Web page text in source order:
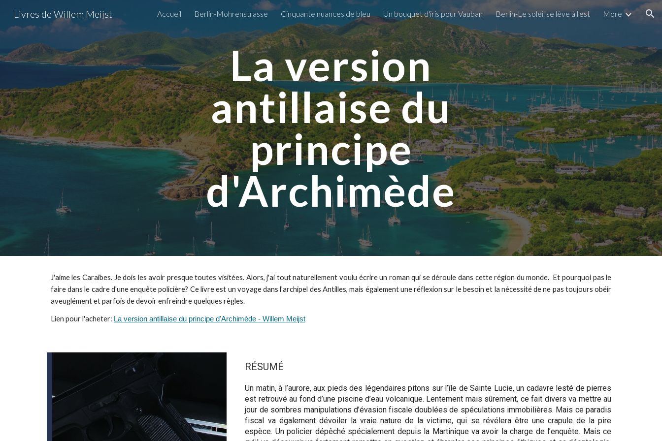
Skip to main content Skip to navigation
Livres de Willem Meijst Accueil Berlin-Mohrenstrasse Cinquante nuances de bleu Un bouquet d'iris pour Vauban Berlin-Le soleil se lève à l'est More
La version
antillaise du
principe
d'Archimède
J'aime les Caraïbes. Je dois les avoir presque toutes visitées. Alors, j'ai tout naturellement voulu écrire un roman qui se déroule dans cette région du monde. Et pourquoi pas le
faire dans le cadre d'une enquête policière? Ce livre est un voyage dans l'archipel des Antilles, mais également une réflexion sur le besoin et la nécessité de ne pas toujours obéir
aveuglément et parfois de devoir enfreindre quelques règles.
Lien pour l'acheter: La version antillaise du principe d'Archimède - Willem Meijst
RÉSUMÉ
Un matin, à l’aurore, aux pieds des légendaires pitons sur l’île de Sainte Lucie, un cadavre lesté de pierres
est retrouvé au fond d’une piscine d’eau volcanique. Lentement mais sûrement, ce fait divers va mettre au
jour de sombres manipulations d’évasion fiscale doublées de spéculations immobilières. Mais ce paradis
fiscal va également dévoiler la vraie nature de la victime, qui se révélera être une crapule de la pire
espèce. Un policier dépêché spécialement depuis la Martinique va avoir la charge de l’enquête. Mais ce